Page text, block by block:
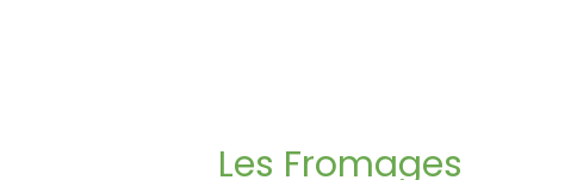
Les Fromages